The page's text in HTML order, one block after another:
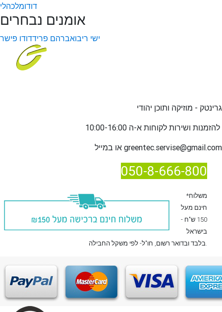
דודומלכהלי
אומנים נבחרים
ישי ריבואברהם פרידדודו פישר
גרינטק - מוזיקה ותוכן יהודי
להזמנות ו
greentec.servise@gmail.com
050-8-666-800
*משלוח
חינם מעל
150 ש"ח -
בישראל
בלבדובדואר רשום , חו"ל- לפי משקל החבילה.